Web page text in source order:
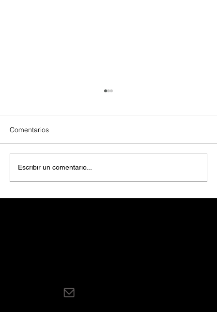
Comentarios
Escribir un comentario...